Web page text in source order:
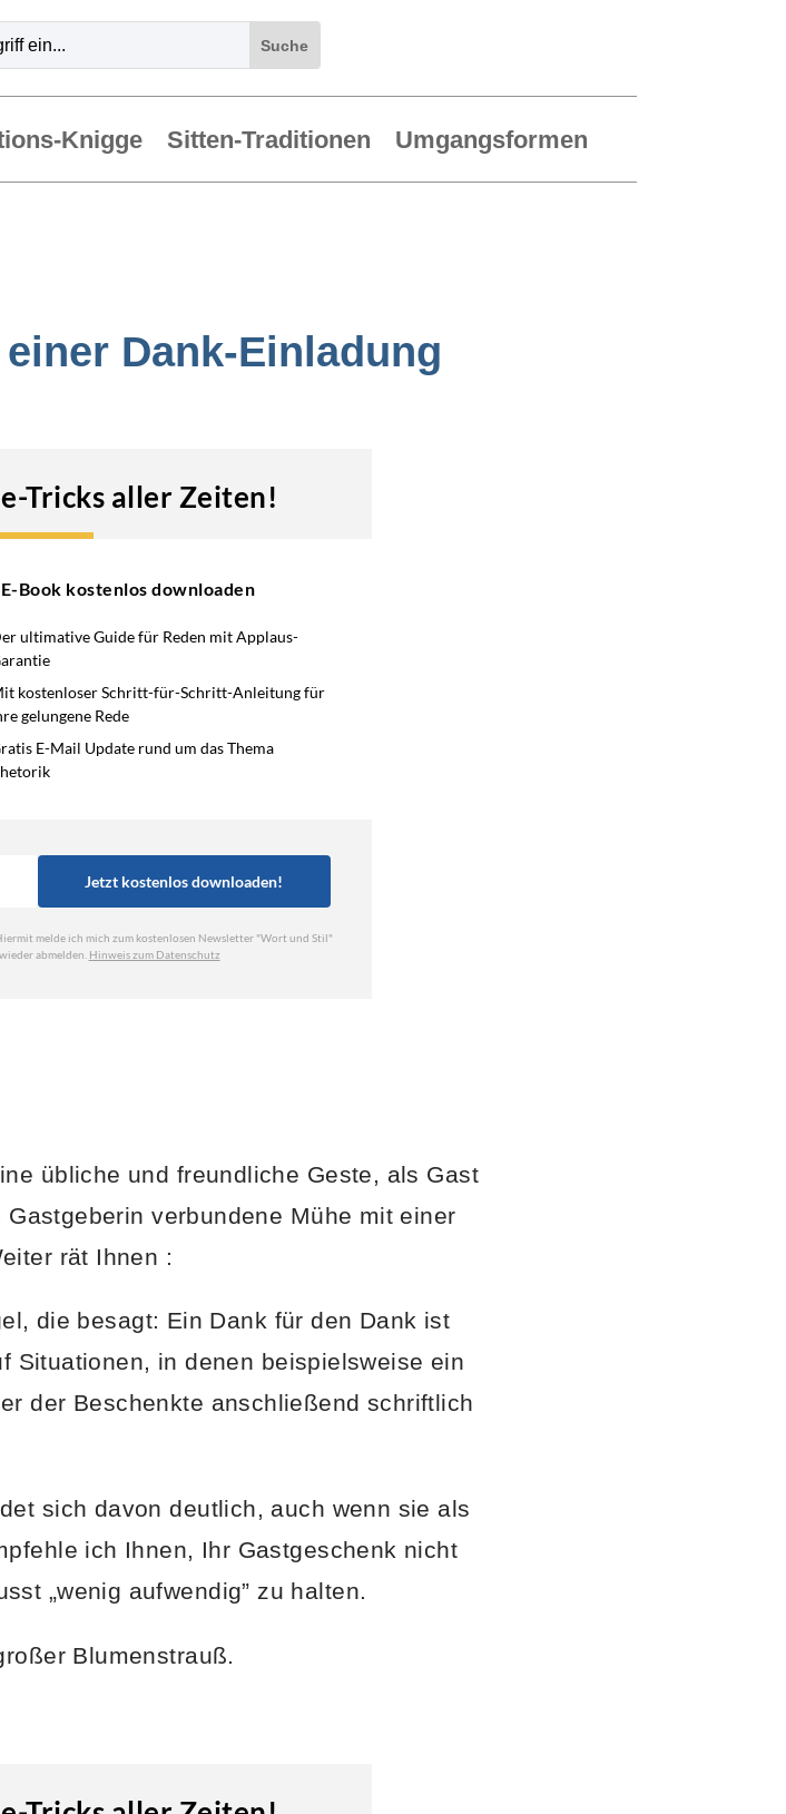
Knigge Sitten-Traditionen Umgangsformen
Dank-Einladung
übliche und freundliche Geste, als Gast
verbundene Mühe mit einer
rät Ihnen :
die besagt: Ein Dank für den Dank ist
Situationen, in denen beispielsweise ein
der Beschenkte anschließend schriftlich
sich davon deutlich, auch wenn sie als
ich Ihnen, Ihr Gastgeschenk nicht
„wenig aufwendig” zu halten.
Blumenstrauß.